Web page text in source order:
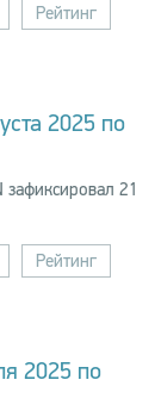
Рейтинг
2025 по
21
Рейтинг
2025 по